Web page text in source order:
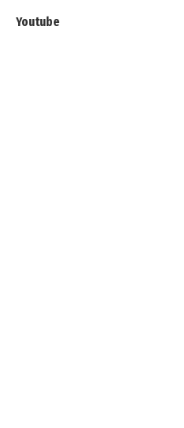
Youtube